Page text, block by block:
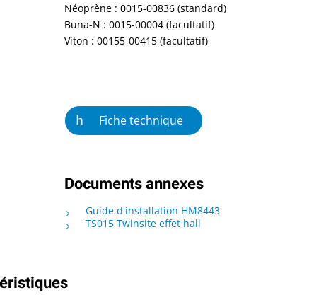
Néoprène : 0015-00836 (standard)
Buna-N : 0015-00004 (facultatif)
Viton : 00155-00415 (facultatif)
Fiche technique
Documents annexes
Guide d'installation HM8443
TS015 Twinsite effet hall